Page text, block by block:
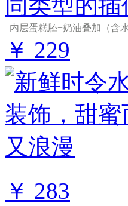
￥ 229
￥ 283